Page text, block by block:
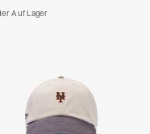
Auf Lager